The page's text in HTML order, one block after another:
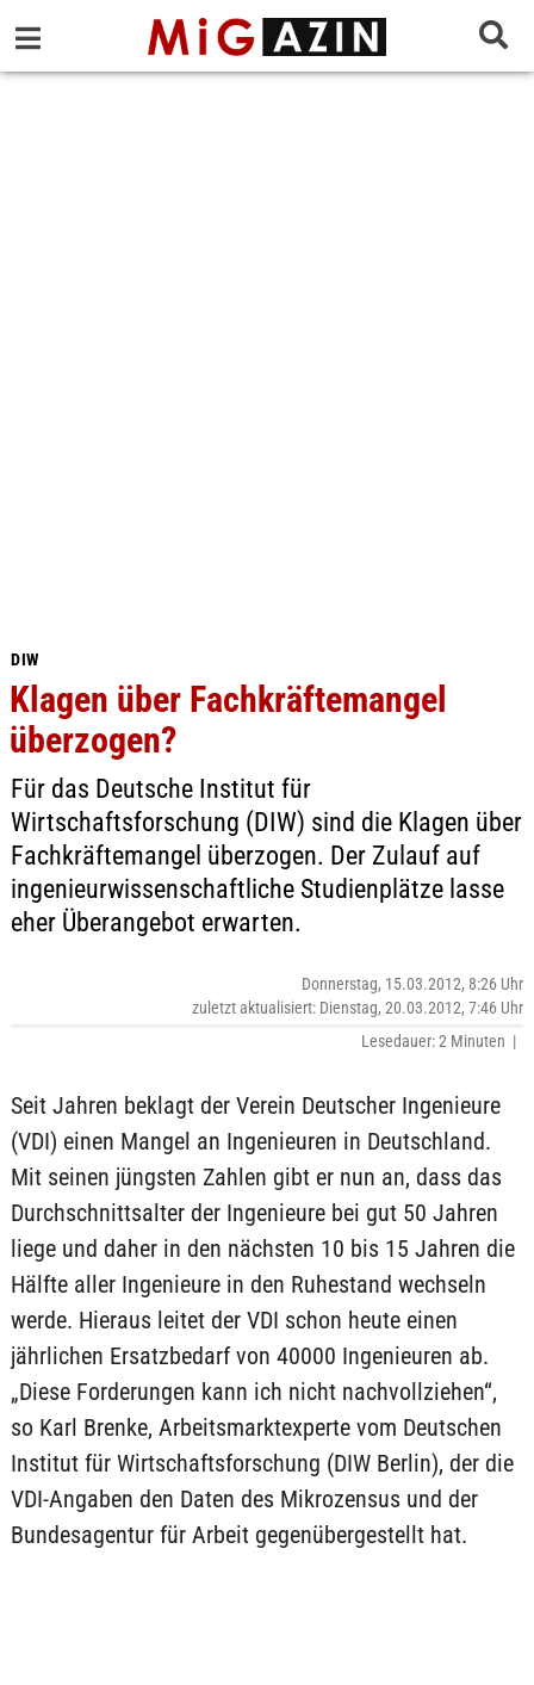
DIW
Klagen über Fachkräftemangel
überzogen?
Für das Deutsche Institut für
Wirtschaftsforschung (DIW) sind die Klagen über
Fachkräftemangel überzogen. Der Zulauf auf
ingenieurwissenschaftliche Studienplätze lasse
eher Überangebot erwarten.
Donnerstag, 15.03.2012, 8:26 Uhr
zuletzt aktualisiert: Dienstag, 20.03.2012, 7:46 Uhr
Lesedauer: 2 Minuten |
Seit Jahren beklagt der Verein Deutscher Ingenieure
(VDI) einen Mangel an Ingenieuren in Deutschland.
Mit seinen jüngsten Zahlen gibt er nun an, dass das
Durchschnittsalter der Ingenieure bei gut 50 Jahren
liege und daher in den nächsten 10 bis 15 Jahren die
Hälfte aller Ingenieure in den Ruhestand wechseln
werde. Hieraus leitet der VDI schon heute einen
jährlichen Ersatzbedarf von 40000 Ingenieuren ab.
„Diese Forderungen kann ich nicht nachvollziehen“,
so Karl Brenke, Arbeitsmarktexperte vom Deutschen
Institut für Wirtschaftsforschung (DIW Berlin), der die
VDI-Angaben den Daten des Mikrozensus und der
Bundesagentur für Arbeit gegenübergestellt hat.